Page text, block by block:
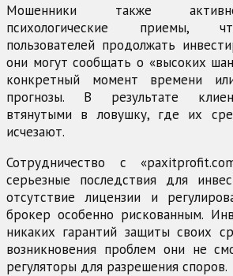
Мошенники также
психологические приемы,
пользователей продолжать
они могут сообщать о «высоких
конкретный момент времени
прогнозы. В результате
втянутыми в ловушку, где их
исчезают.
Сотрудничество с
серьезные последствия для
отсутствие лицензии и
брокер особенно рискованным.
никаких гарантий защиты своих
возникновения проблем они не
регуляторы для разрешения споров.